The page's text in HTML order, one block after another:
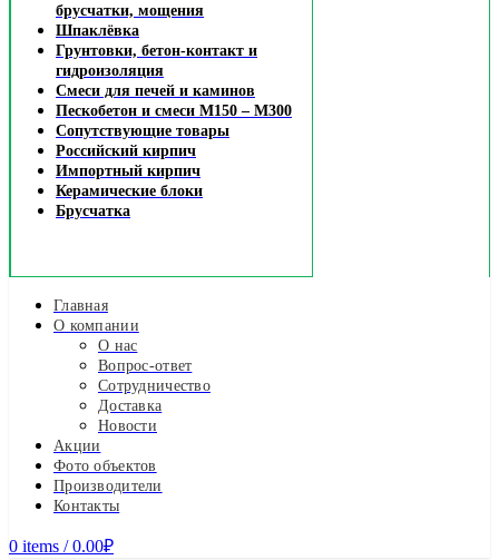
брусчатки, мощения
Шпаклёвка
Грунтовки, бетон-контакт и
гидроизоляция
Смеси для печей и каминов
Пескобетон и смеси М150 – М300
Сопутствующие товары
Российский кирпич
Импортный кирпич
Керамические блоки
Брусчатка
Главная
О компании
О нас
Вопрос-ответ
Сотрудничество
Доставка
Новости
Акции
Фото объектов
Производители
Контакты
0 items / 0.00₽